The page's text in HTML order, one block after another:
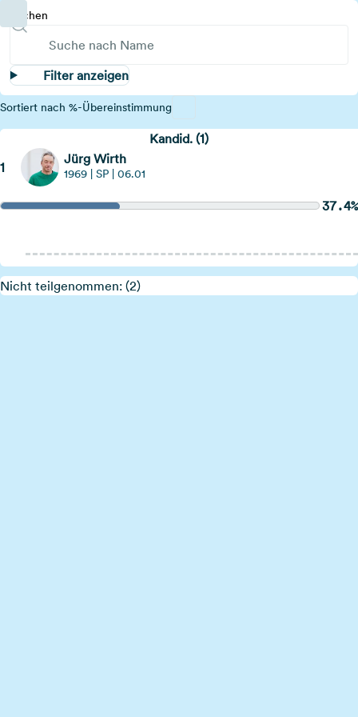
Suchen
Filter anzeigen
Sortiert nach %-Übereinstimmung
Kandid. (1)
1
Jürg Wirth
1969 | SP | 06.01
37.4%
Nicht teilgenommen: (2)